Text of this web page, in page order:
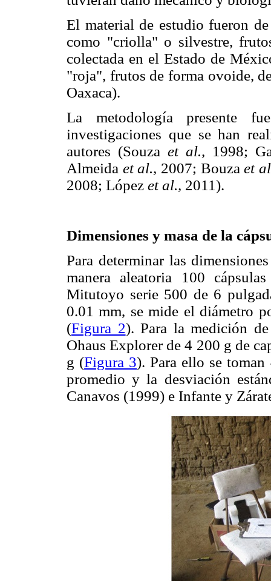
El material de estudio fueron
como "criolla" o silvestre,
colectada en el Estado de
"roja", frutos de forma ovoide,
Oaxaca).
La metodología presente
investigaciones que se han
autores (Souzaet al., 1998;
Almeida et al., 2007; Bouzaet
2008; López et al., 2011).
Dimensiones y masa de la
Para determinar las
manera aleatoria 100
Mitutoyo serie 500 de 6
0.01 mm, se mide el diámetro
(Figura 2). Para la medición
Ohaus Explorer de 4 200 g de
g (Figura 3). Para ello se toman
promedio y la desviación
Canavos (1999) e Infante y